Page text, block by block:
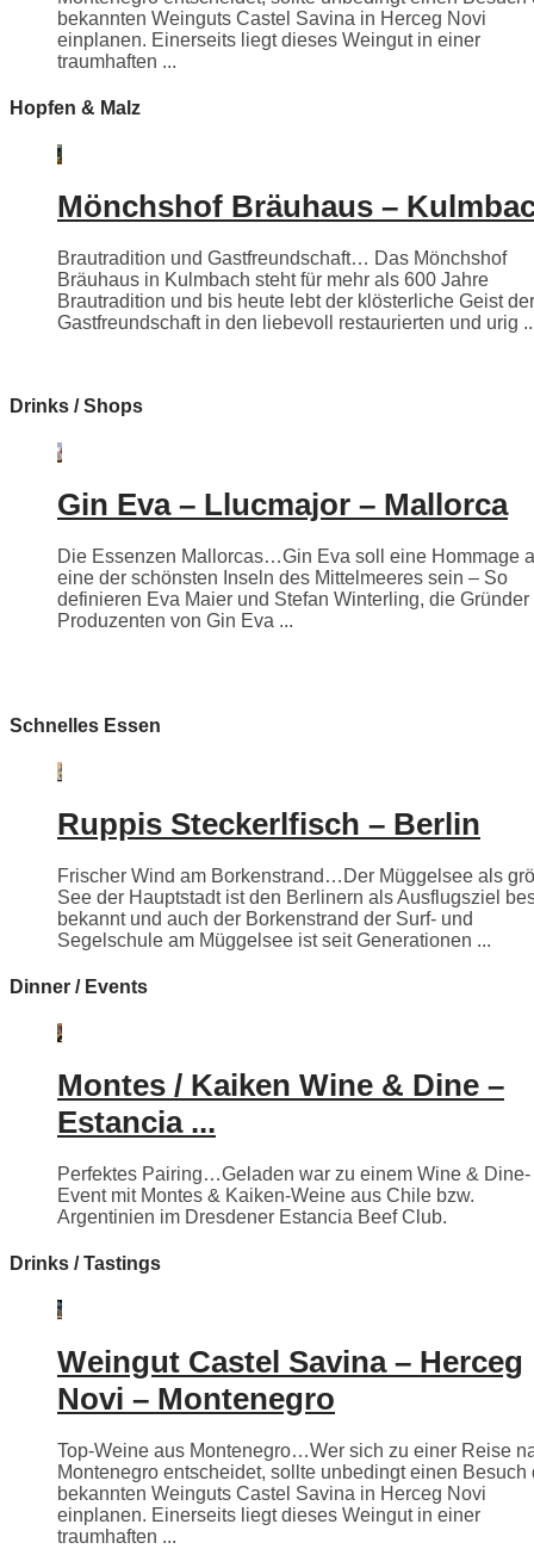
bekannten Weinguts Castel Savina in Herceg Novi
einplanen. Einerseits liegt dieses Weingut in einer
traumhaften ...
Hopfen & Malz
Mönchshof Bräuhaus –
Brautradition und Gastfreundschaft… Das Mönchshof
Bräuhaus in Kulmbach steht für mehr als 600 Jahre
Brautradition und bis heute lebt der klösterliche Geist der
Gastfreundschaft in den liebevoll restaurierten und urig
Drinks / Shops
Gin Eva – Llucmajor – Mallorca
Die Essenzen Mallorcas…Gin Eva soll eine Hommage
eine der schönsten Inseln des Mittelmeeres sein – So
definieren Eva Maier und Stefan Winterling, die Gründer
Produzenten von Gin Eva ...
Schnelles Essen
Ruppis Steckerlfisch – Berlin
Frischer Wind am Borkenstrand…Der Müggelsee als
See der Hauptstadt ist den Berlinern als Ausflugsziel
bekannt und auch der Borkenstrand der Surf- und
Segelschule am Müggelsee ist seit Generationen ...
Dinner / Events
Montes / Kaiken Wine & Dine –
Estancia ...
Perfektes Pairing…Geladen war zu einem Wine & Dine-
Event mit Montes & Kaiken-Weine aus Chile bzw.
Argentinien im Dresdener Estancia Beef Club.
Drinks / Tastings
Weingut Castel Savina – Herceg
Novi – Montenegro
Top-Weine aus Montenegro…Wer sich zu einer Reise
Montenegro entscheidet, sollte unbedingt einen Besuch
bekannten Weinguts Castel Savina in Herceg Novi
einplanen. Einerseits liegt dieses Weingut in einer
traumhaften ...